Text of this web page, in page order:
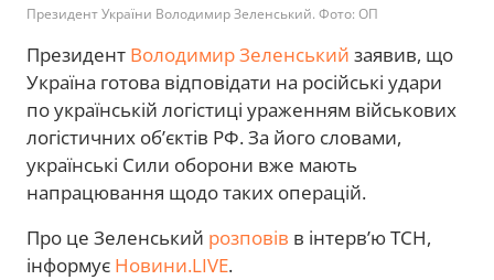
Президент України Володимир Зеленський. Фото: ОП
Президент Володимир Зеленський заявив, що
Україна готова відповідати на російські удари
по українській логістиці ураженням військових
логістичних об’єктів РФ. За його словами,
українські Сили оборони вже мають
напрацювання щодо таких операцій.
Про це Зеленський розповів в інтерв’ю ТСН,
інформує Новини.LIVE.